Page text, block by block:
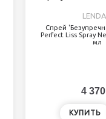
Спрей
Perfect Liss Spray
мл
4
КУПИТЬ